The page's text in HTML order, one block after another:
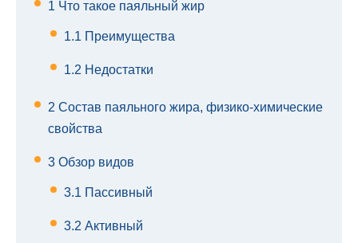
1 Что такое паяльный жир
1.1 Преимущества
1.2 Недостатки
2 Состав паяльного жира, физико-химические
свойства
3 Обзор видов
3.1 Пассивный
3.2 Активный